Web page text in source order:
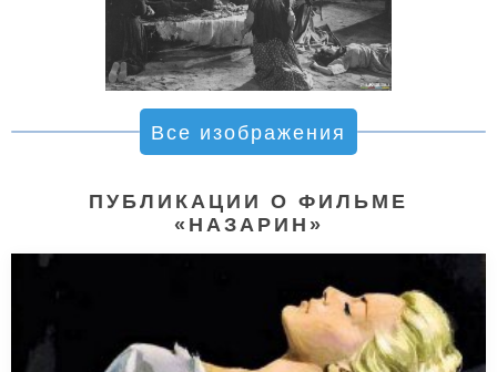
Все изображения
ПУБЛИКАЦИИ О ФИЛЬМЕ
«НАЗАРИН»